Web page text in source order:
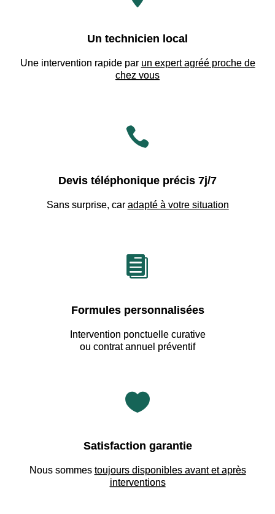
Un technicien local
Une intervention rapide par un expert agréé proche de
chez vous

Devis téléphonique précis 7j/7
Sans surprise, car adapté à votre situation

Formules personnalisées
Intervention ponctuelle curative
ou contrat annuel préventif

Satisfaction garantie
Nous sommes toujours disponibles avant et après
interventions